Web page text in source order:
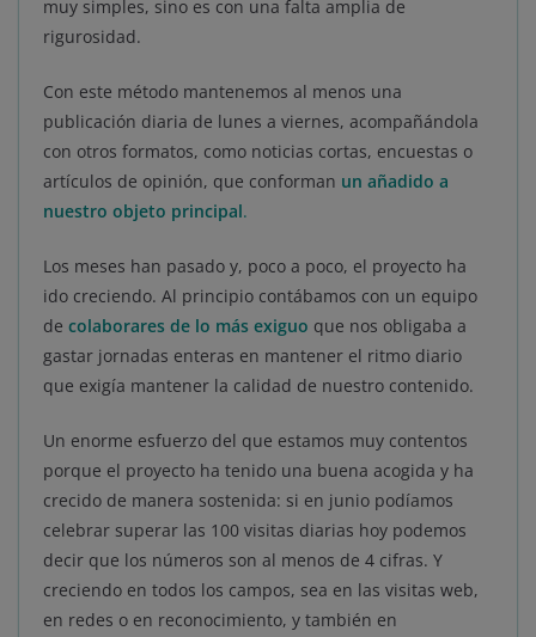
muy simples, sino es con una falta amplia de
rigurosidad.
Con este método mantenemos al menos una
publicación diaria de lunes a viernes, acompañándola
con otros formatos, como noticias cortas, encuestas o
artículos de opinión, que conforman un añadido a
nuestro objeto principal.
Los meses han pasado y, poco a poco, el proyecto ha
ido creciendo. Al principio contábamos con un equipo
de colaborares de lo más exiguo que nos obligaba a
gastar jornadas enteras en mantener el ritmo diario
que exigía mantener la calidad de nuestro contenido.
Un enorme esfuerzo del que estamos muy contentos
porque el proyecto ha tenido una buena acogida y ha
crecido de manera sostenida: si en junio podíamos
celebrar superar las 100 visitas diarias hoy podemos
decir que los números son al menos de 4 cifras. Y
creciendo en todos los campos, sea en las visitas web,
en redes o en reconocimiento, y también en